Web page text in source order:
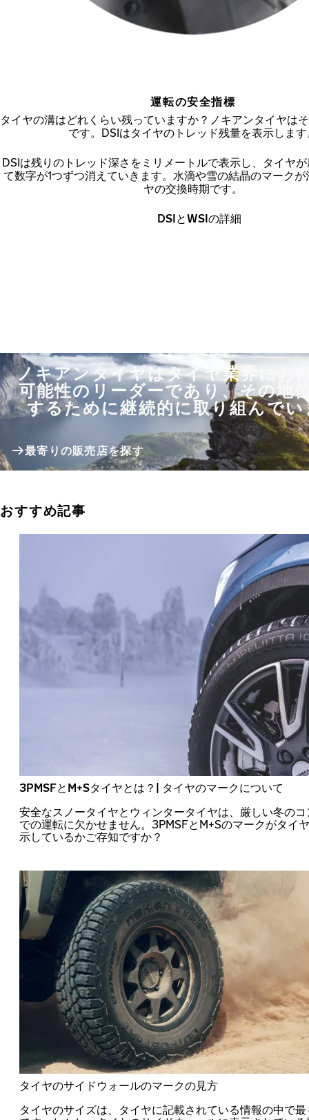
運転の安全指標
タイヤの溝はどれくらい残っていますか？ノキアンタイヤは
です。DSIはタイヤのトレッド残量を表示しま
DSIは残りのトレッド深さをミリメートルで表示し、タイヤ
て数字が1つずつ消えていきます。水滴や雪の結晶のマーク
ヤの交換時期です。
DSIとWSIの詳細
ノキアンタイヤはタイヤ業界にお
可能性のリーダーであり、その地
するために継続的に取り組んでい
最寄りの販売店を探す
おすすめ記事
3PMSFとM+Sタイヤとは？| タイヤのマークについて
安全なスノータイヤとウィンタータイヤは、厳しい冬の
での運転に欠かせません。3PMSFとM+Sのマークがタイ
示しているかご存知ですか？
タイヤのサイドウォールのマークの見方
タイヤのサイズは、タイヤに記載されている情報の中で